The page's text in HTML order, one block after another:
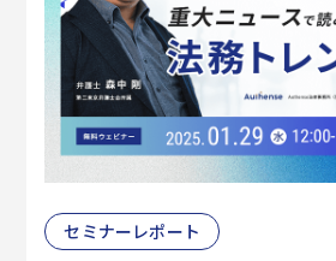
セミナーレポート